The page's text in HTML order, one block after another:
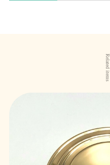
Related items